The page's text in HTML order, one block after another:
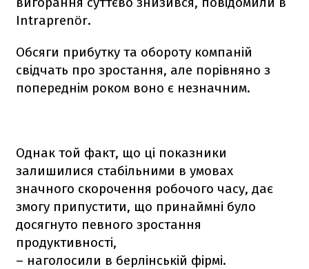
Intraprenör.
Обсяги прибутку та обороту компаній
свідчать про зростання, але порівняно з
попереднім роком воно є незначним.
Однак той факт, що ці показники
залишилися стабільними в умовах
значного скорочення робочого часу, дає
змогу припустити, що принаймні було
досягнуто певного зростання
продуктивності,
– наголосили в берлінській фірмі.